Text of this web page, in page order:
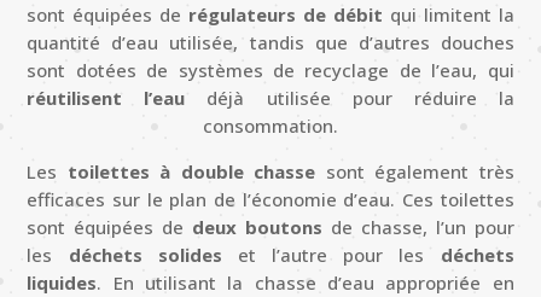
sont équipées de régulateurs de débit qui limitent la
quantité d’eau utilisée, tandis que d’autres douches
sont dotées de systèmes de recyclage de l’eau, qui
réutilisent l’eau déjà utilisée pour réduire la
consommation.
Les toilettes à double chasse sont également très
efficaces sur le plan de l’économie d’eau. Ces toilettes
sont équipées de deux boutons de chasse, l’un pour
les déchets solides et l’autre pour les déchets
liquides. En utilisant la chasse d’eau appropriée en